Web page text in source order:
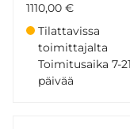
1110,00 €
Tilattavissa
toimittajalta
Toimitusaika 7-21
päivää